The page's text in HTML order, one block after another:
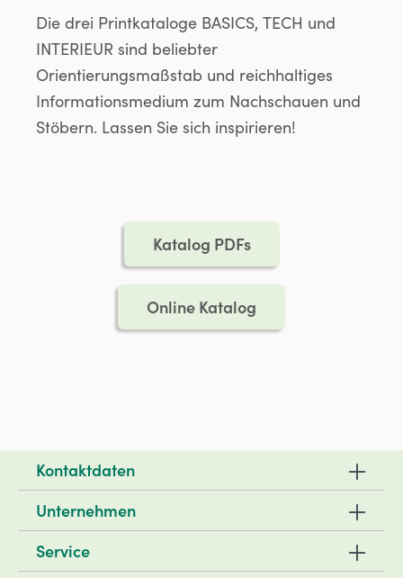
Die drei Printkataloge BASICS, TECH und
INTERIEUR sind beliebter
Orientierungsmaßstab und reichhaltiges
Informationsmedium zum Nachschauen und
Stöbern. Lassen Sie sich inspirieren!
Katalog PDFs
Online Katalog
Kontaktdaten
Unternehmen
Service